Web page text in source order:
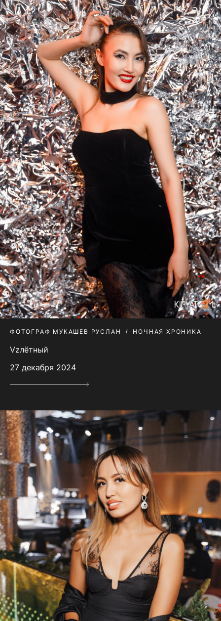
ФОТОГРАФ МУКАШЕВ РУСЛАН НОЧНАЯ ХРОНИКА
Vzлётный
27 декабря 2024